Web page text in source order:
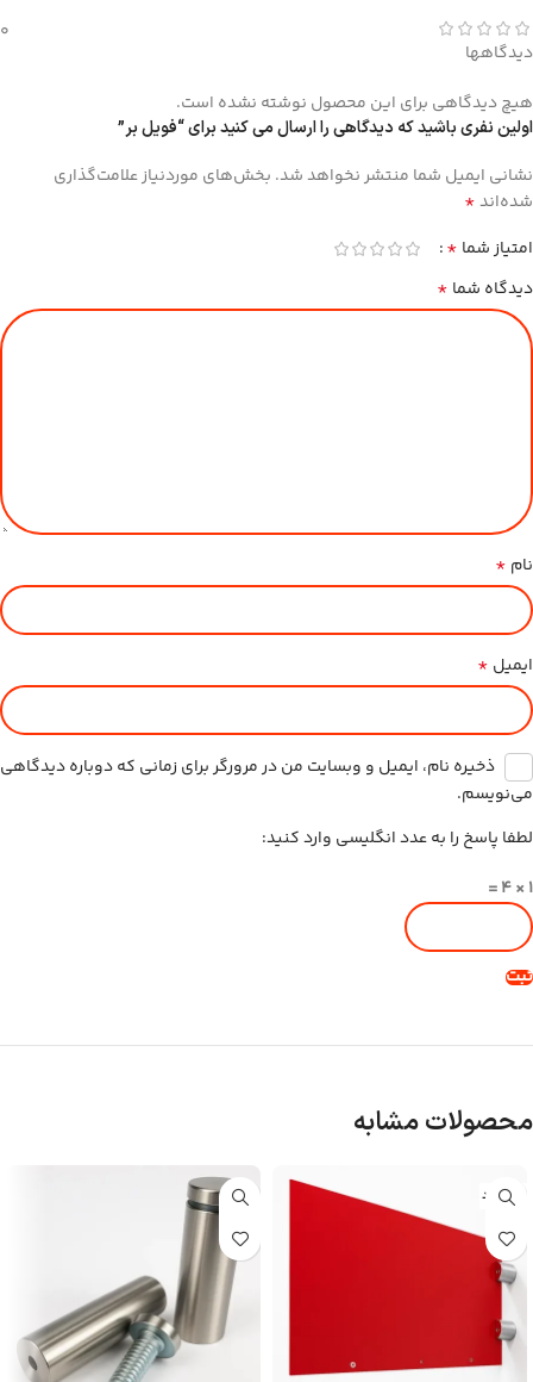
0
دیدگاهها
هیچ دیدگاهی برای این محصول نوشته نشده است.
اولین نفری باشید که دیدگاهی را ارسال می کنید برای “فویل بر”
نشانی ایمیل شما منتشر نخواهد شد. بخش‌های موردنیاز علامت‌گذاری
شده‌اند*
امتیاز شما *
دیدگاه شما *
نام *
ایمیل *
ذخیره نام، ایمیل و وبسایت من در مرورگر برای زمانی که دوباره دیدگاهی
می‌نویسم.
لطفا پاسخ را به عدد انگلیسی وارد کنید:
1 × 4 =
محصولات مشابه
ناموجود